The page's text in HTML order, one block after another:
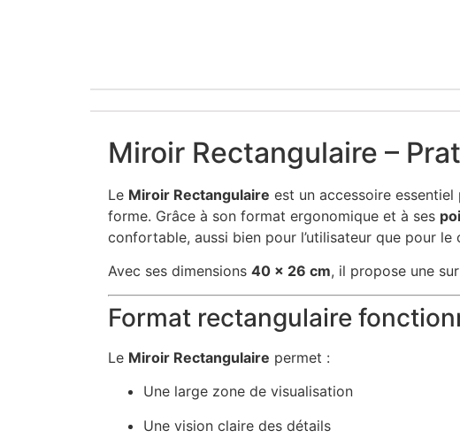
Miroir Rectangulaire –
Le Miroir Rectangulaire est un accessoire
forme. Grâce à son format ergonomique et à ses
confortable, aussi bien pour l’utilisateur que pour le
Avec ses dimensions 40 x 26 cm, il propose une
Format rectangulaire
Le Miroir Rectangulaire permet :
Une large zone de visualisation
Une vision claire des détails